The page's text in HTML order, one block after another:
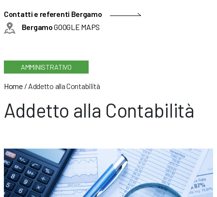
Contatti e referenti Bergamo
BergamoGOOGLE MAPS
AMMINISTRATIVO
Home/ Addetto alla Contabilità
Addetto alla Contabilità